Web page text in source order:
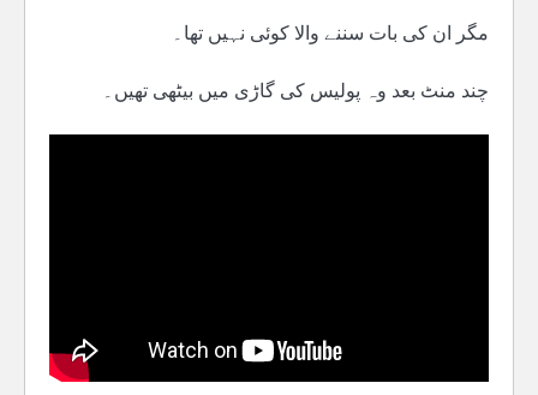
مگر ان کی بات سننے والا کوئی نہیں تھا۔
چند منٹ بعد وہ پولیس کی گاڑی میں بیٹھی تھیں۔